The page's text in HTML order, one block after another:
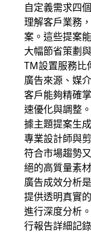
自定義需求四
理解客戶業務
案。這些提案
大幅節省策劃
TM設置服務比
廣告來源、媒
客戶能夠精確
速優化與調整
據主題提案生
專業設計師與
符合市場趨勢
絕的高質量素
廣告成效分析
提供透明真實
進行深度分析
行報告詳細記